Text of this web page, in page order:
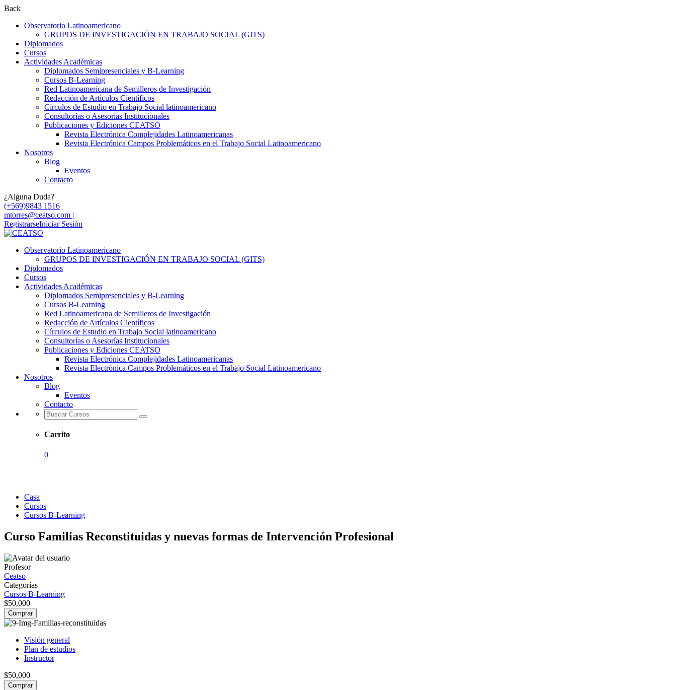
Back
Observatorio Latinoamericano
GRUPOS DE INVESTIGACIÓN EN TRABAJO SOCIAL (GITS)
Diplomados
Cursos
Actividades Académicas
Diplomados Semipresenciales y B-Learning
Cursos B-Learning
Red Latinoamericana de Semilleros de Investigación
Redacción de Artículos Científicos
Círculos de Estudio en Trabajo Social latinoamericano
Consultorías o Asesorías Institucionales
Publicaciones y Ediciones CEATSO
Revista Electrónica Complejidades Latinoamericanas
Revista Electrónica Campos Problemáticos en el Trabajo Social Latinoamericano
Nosotros
Blog
Eventos
Contacto
¿Alguna Duda?
(+569)9843 1516
mtorres@ceatso.com |
RegistrarseIniciar Sesión
Observatorio Latinoamericano
GRUPOS DE INVESTIGACIÓN EN TRABAJO SOCIAL (GITS)
Diplomados
Cursos
Actividades Académicas
Diplomados Semipresenciales y B-Learning
Cursos B-Learning
Red Latinoamericana de Semilleros de Investigación
Redacción de Artículos Científicos
Círculos de Estudio en Trabajo Social latinoamericano
Consultorías o Asesorías Institucionales
Publicaciones y Ediciones CEATSO
Revista Electrónica Complejidades Latinoamericanas
Revista Electrónica Campos Problemáticos en el Trabajo Social Latinoamericano
Nosotros
Blog
Eventos
Contacto
Carrito
0
Casa
Cursos
Cursos B-Learning
Curso Familias Reconstituidas y nuevas formas de Intervención Profesional
Profesor
Ceatso
Categorías
Cursos B-Learning
$50,000
Comprar
Visión general
Plan de estudios
Instructor
$50,000
Comprar